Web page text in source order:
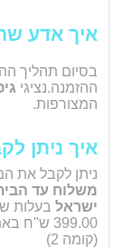
איך אדע
בסיום תהליך
ההזמנה.נציגי
המצורפות.
איך ניתן
ניתן לקבל את
משלוח עד
ישראל בעלות של 35.00
399.00 ש"ח באתר |
(קומה 2)